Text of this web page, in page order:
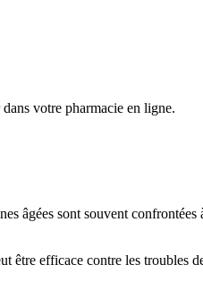
votre pharmacie en ligne.
âgées sont souvent confrontées
être efficace contre les troubles